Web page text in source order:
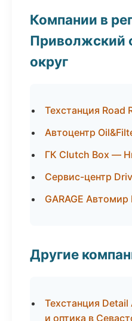
Компании в
Приволжский
округ
Техстанция Road
Автоцентр
ГК Clutch Box —
Сервис-центр
GARAGE
Другие
Техстанция
и оптика в